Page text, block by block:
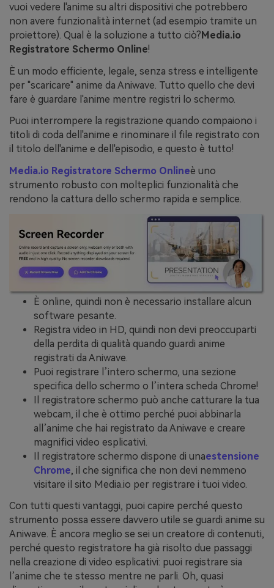
vuoi vedere l'anime su altri dispositivi che potrebbero
non avere funzionalità internet (ad esempio tramite un
proiettore). Qual è la soluzione a tutto ciò?Media.io
Registratore Schermo Online!
È un modo efficiente, legale, senza stress e intelligente
per "scaricare" anime da Aniwave. Tutto quello che devi
fare è guardare l'anime mentre registri lo schermo.
Puoi interrompere la registrazione quando compaiono i
titoli di coda dell'anime e rinominare il file registrato con
il titolo dell'anime e dell'episodio, e questo è tutto!
Media.io Registratore Schermo Onlineè uno
strumento robusto con molteplici funzionalità che
rendono la cattura dello schermo rapida e semplice.
È online, quindi non è necessario installare alcun
software pesante.
Registra video in HD, quindi non devi preoccuparti
della perdita di qualità quando guardi anime
registrati da Aniwave.
Puoi registrare l’intero schermo, una sezione
specifica dello schermo o l’intera scheda Chrome!
Il registratore schermo può anche catturare la tua
webcam, il che è ottimo perché puoi abbinarla
all’anime che hai registrato da Aniwave e creare
magnifici video esplicativi.
Il registratore schermo dispone di unaestensione
Chrome, il che significa che non devi nemmeno
visitare il sito Media.io per registrare i tuoi video.
Con tutti questi vantaggi, puoi capire perché questo
strumento possa essere davvero utile se guardi anime su
Aniwave. È ancora meglio se sei un creatore di contenuti,
perché questo registratore ha già risolto due passaggi
nella creazione di video esplicativi: puoi registrare sia
l’anime che te stesso mentre ne parli. Oh, quasi